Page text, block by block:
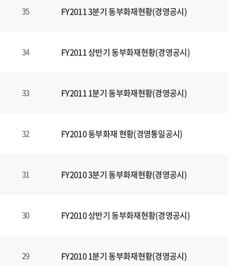
35 FY2011 3분기 동부화재현황(경영공시)
34 FY2011 상반기 동부화재현황(경영공시)
33 FY2011 1분기 동부화재현황(경영공시)
32 FY2010 동부화재 현황(경영통일공시)
31 FY2010 3분기 동부화재현황(경영공시)
30 FY2010 상반기 동부화재현황(경영공시)
29 FY2010 1분기 동부화재현황(경영공시)